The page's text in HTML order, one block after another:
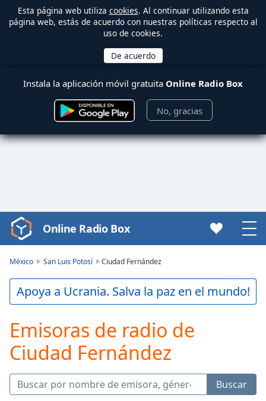
Esta página web utiliza cookies. Al continuar utilizando esta
página web, estás de acuerdo con nuestras políticas respecto al
uso de cookies.
Instala la aplicación móvil gratuita Online Radio Box
No, gracias
Video
Player
Play
Video
Skip
Backward
Skip
Forward
Current
Time0:00
Online Radio Box
México San Luis Potosí Ciudad Fernández
Apoya a Ucrania. Salva la paz en el mundo!
Emisoras de radio de
Ciudad Fernández
Buscar